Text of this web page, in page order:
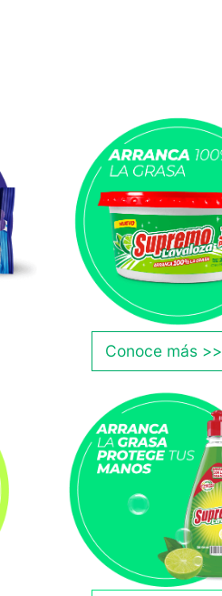
Conoce más >>